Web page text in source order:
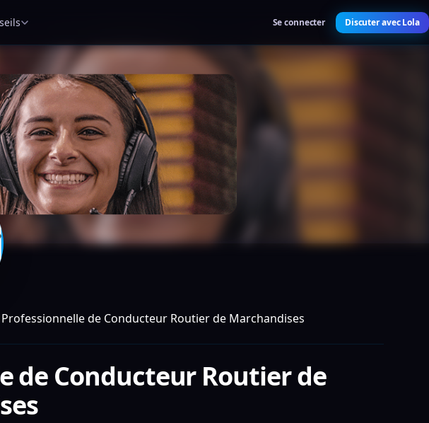
Se connecter Discuter avec Lola
de Conducteur Routier de Marchandises
de Conducteur Routier de